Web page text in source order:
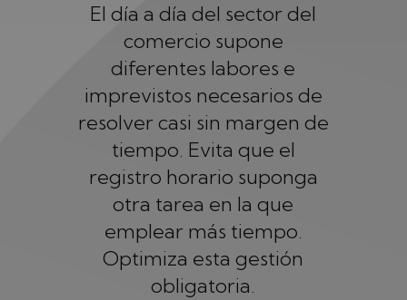
El día a día del sector del
comercio supone
diferentes labores e
imprevistos necesarios de
resolver casi sin margen de
tiempo. Evita que el
registro horario suponga
otra tarea en la que
emplear más tiempo.
Optimiza esta gestión
obligatoria.